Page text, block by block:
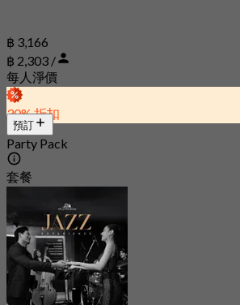
฿ 3,166
฿ 2,303 /
每人淨價
30% 折扣
預訂
Party Pack
套餐